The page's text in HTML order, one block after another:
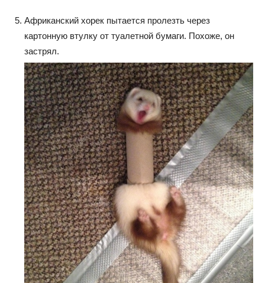
Африканский хорек пытается пролезть через
картонную втулку от туалетной бумаги. Похоже, он
застрял.